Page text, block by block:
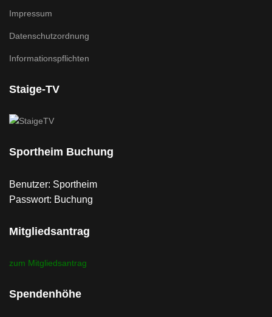
Impressum
Datenschutzordnung
Informationspflichten
Staige-TV
Sportheim Buchung
Benutzer: Sportheim
Passwort: Buchung
Mitgliedsantrag
zum Mitgliedsantrag
Spendenhöhe